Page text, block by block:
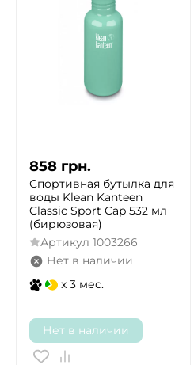
858 грн.
Спортивная бутылка для
воды Klean Kanteen
Classic Sport Cap 532 мл
(бирюзовая)
Артикул 1003266
Нет в наличии
x 3 мес.
Нет в наличии